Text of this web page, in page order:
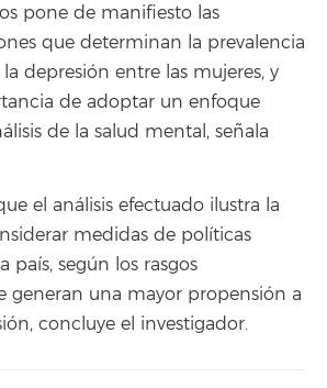
pone de manifiesto las
que determinan la prevalencia
depresión entre las mujeres, y
de adoptar un enfoque
de la salud mental, señala
el análisis efectuado ilustra la
medidas de políticas
país, según los rasgos
generan una mayor propensión a
concluye el investigador.